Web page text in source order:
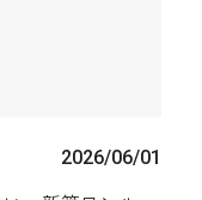
2026/06/01